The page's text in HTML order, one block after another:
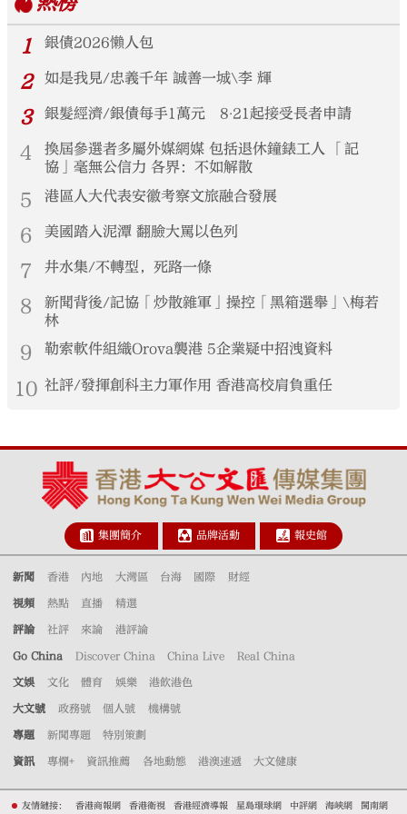
1
銀債2026懶人包
2 如是我見/忠義千年 誠善一城\李 輝
3 銀髮經濟/銀債每手1萬元 8‧21起接受長者申請
4
換屆參選者多屬外媒網媒 包括退休鐘錶工人 「記
協」毫無公信力 各界：不如解散
5 港區人大代表安徽考察文旅融合發展
6 美國踏入泥潭 翻臉大罵以色列
7 井水集/不轉型，死路一條
8
新聞背後/記協「炒散雜軍」操控「黑箱選舉」\梅若
林
9 勒索軟件組織Orova襲港 5企業疑中招洩資料
10 社評/發揮創科主力軍作用 香港高校肩負重任
集團簡介 品牌活動 報史館
新聞 香港 內地 大灣區 台海 國際 財經
視頻 熱點 直播 精選
評論 社評 來論 港評論
Go China Discover China China Live Real China
文娛 文化 體育 娛樂 港飲港色
大文號 政務號 個人號 機構號
專題 新聞專題 特別策劃
資訊 專欄+ 資訊推薦 各地動態 港澳速遞 大文健康
友情鏈接： 香港商報網 香港衛視 香港經濟導報 星島環球網 中評網 海峽網
閩南網